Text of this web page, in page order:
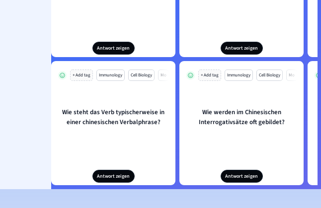
Antwort zeigen Antwort zeigen
+ Add tag Immunology Cell Biology Mo
Wie steht das Verb typischerweise in
einer chinesischen Verbalphrase?
Antwort zeigen
+ Add tag Immunology Cell Biology Mo
Wie werden im Chinesischen
Interrogativsätze oft gebildet?
Antwort zeigen